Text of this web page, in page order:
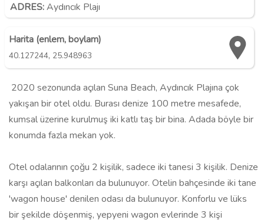
ADRES:Aydıncık Plajı
Harita (enlem, boylam)
40.127244, 25.948963
2020 sezonunda açılan Suna Beach, Aydıncık Plajına çok
yakışan bir otel oldu. Burası denize 100 metre mesafede,
kumsal üzerine kurulmuş iki katlı taş bir bina. Adada böyle bir
konumda fazla mekan yok.
Otel odalarının çoğu 2 kişilik, sadece iki tanesi 3 kişilik. Denize
karşı açılan balkonları da bulunuyor. Otelin bahçesinde iki tane
'wagon house' denilen odası da bulunuyor. Konforlu ve lüks
bir şekilde döşenmiş, yepyeni wagon evlerinde 3 kişi